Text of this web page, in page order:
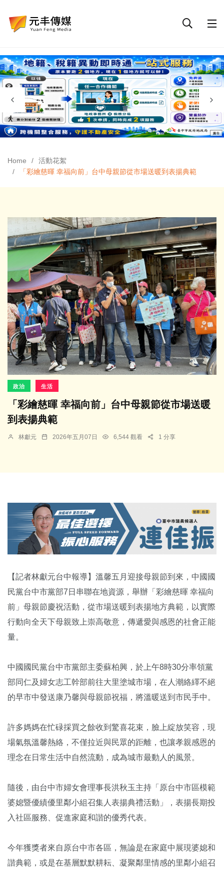
Home
活動花絮
「彩繪慈暉 幸福向前」台中母親節從市場送暖到表揚典範
政治 生活
「彩繪慈暉 幸福向前」台中母親節從市場送暖
到表揚典範
林獻元 2026年五月07日 6,544 觀看 1 分享
【記者林獻元台中報導】溫馨五月迎接母親節到來，中國國
民黨台中市黨部7日串聯在地資源，舉辦「彩繪慈暉 幸福向
前」母親節慶祝活動，從市場送暖到表揚地方典範，以實際
行動向全天下母親致上崇高敬意，傳遞愛與感恩的社會正能
量。
中國國民黨台中市黨部主委蘇柏興，於上午8時30分率領黨
部同仁及婦女志工幹部前往大里塗城市場，在人潮絡繹不絕
的早市中發送康乃馨與母親節祝福，將溫暖送到市民手中。
許多媽媽在忙碌採買之餘收到驚喜花束，臉上綻放笑容，現
場氣氛溫馨熱絡，不僅拉近與民眾的距離，也讓孝親感恩的
理念在日常生活中自然流動，成為城市最動人的風景。
隨後，由台中市婦女會理事長洪秋玉主持「原台中市區模範
婆媳暨優績優里鄰小組召集人表揚典禮活動」，表揚長期投
入社區服務、促進家庭和諧的優秀代表。
今年獲獎者來自原台中市各區，無論是在家庭中展現婆媳和
諧典範，或是在基層默默耕耘、凝聚鄰里情感的里鄰小組召